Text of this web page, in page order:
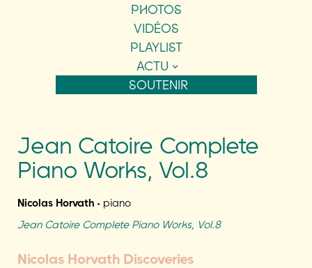
PHOTOS
VIDÉOS
PLAYLIST
ACTU
SOUTENIR
Jean Catoire Complete
Piano Works, Vol.8
Nicolas Horvath • piano
Jean Catoire Complete Piano Works, Vol.8
Nicolas Horvath Discoveries